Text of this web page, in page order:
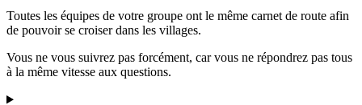
Toutes les équipes de votre groupe ont le même carnet de route afin
de pouvoir se croiser dans les villages.
Vous ne vous suivrez pas forcément, car vous ne répondrez pas tous
à la même vitesse aux questions.